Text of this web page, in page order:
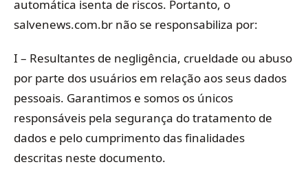
automática isenta de riscos. Portanto, o
salvenews.com.br não se responsabiliza por:
I – Resultantes de negligência, crueldade ou abuso
por parte dos usuários em relação aos seus dados
pessoais. Garantimos e somos os únicos
responsáveis pela segurança do tratamento de
dados e pelo cumprimento das finalidades
descritas neste documento.